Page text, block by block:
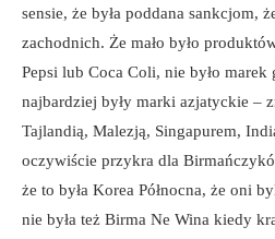
sensie, że była poddana sankcjom,
zachodnich. Że mało było
Pepsi lub Coca Coli, nie było
najbardziej były marki azjatyckie –
Tajlandią, Malezją, Singapurem,
oczywiście przykra dla
że to była Korea Północna, że oni
nie była też Birma Ne Wina kiedy